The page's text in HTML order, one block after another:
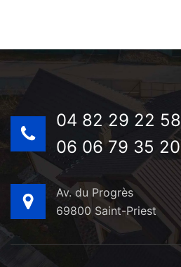
04 82 29 22 58
06 06 79 35 20
Av. du Progrès
69800 Saint-Priest